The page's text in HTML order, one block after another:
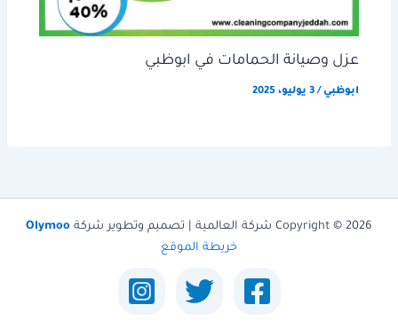
عزل وصيانة الحمامات في ابوظبي
ابوظبي /3 يوليو، 2025
Copyright © 2026 شركة العالمية | تصميم وتطوير شركة
Olymoo
خريطة الموقع